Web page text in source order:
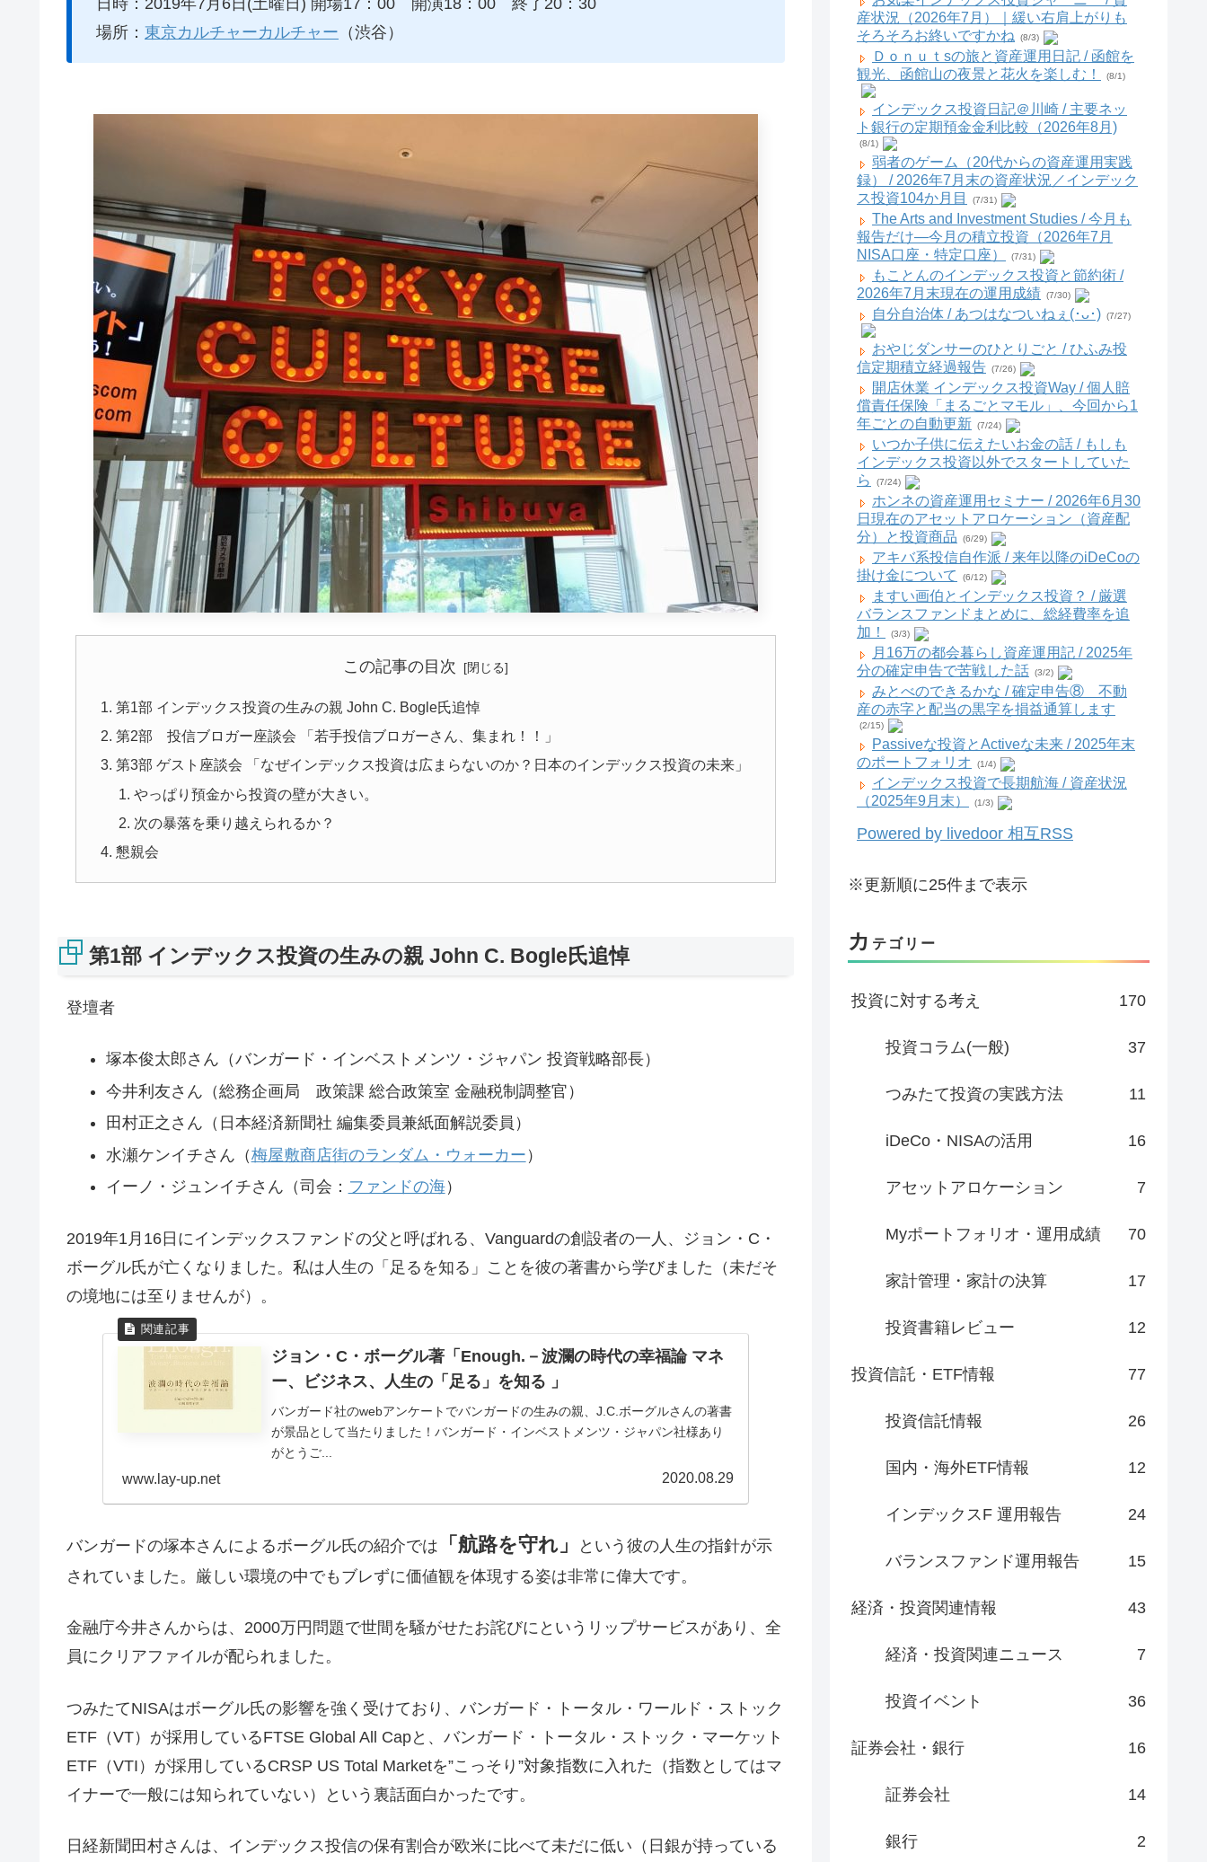
場所： 東京カルチャーカルチャー （渋谷）
この記事の目次
第1部 インデックス投資の生みの親 John C. Bogle氏追悼
第2部 投信ブロガー座談会 「若手投信ブロガーさん、集まれ！！」
第3部 ゲスト座談会 「なぜインデックス投資は広まらないのか？日本のインデックス投資の未来」
やっぱり預金から投資の壁が大きい。
次の暴落を乗り越えられるか？
懇親会
第1部 インデックス投資の生みの親 John C. Bogle氏追悼
登壇者
塚本俊太郎さん（バンガード・インベストメンツ・ジャパン 投資戦略部長）
今井利友さん（総務企画局 政策課 総合政策室 金融税制調整官）
田村正之さん（日本経済新聞社 編集委員兼紙面解説委員）
水瀬ケンイチさん（梅屋敷商店街のランダム・ウォーカー ）
イーノ・ジュンイチさん（司会： ファンドの海）
2019年1月16日にインデックスファンドの父と呼ばれる、Vanguardの創設者の一人、ジョン・C・
ボーグル氏が亡くなりました。私は人生の「足るを知る」ことを彼の著書から学びました（未だそ
の境地には至りませんが）。
ジョン・C・ボーグル著「Enough.－波瀾の時代の幸福論 マネ
ー、ビジネス、人生の「足る」を知る 」
バンガード社のwebアンケートでバンガードの生みの親、J.C.ボーグルさんの著書
が景品として当たりました！バンガード・インベストメンツ・ジャパン社様あり
がとうご...
www.lay-up.net 2020.08.29
バンガードの塚本さんによるボーグル氏の紹介では 「航路を守れ」
という彼の人生の指針が示
されていました。厳しい環境の中でもブレずに価値観を体現する姿は非常に偉大です。
金融庁今井さんからは、2000万円問題で世間を騒がせたお詫びにというリップサービスがあり、全
員にクリアファイルが配られました。
つみたてNISAはボーグル氏の影響を強く受けており、バンガード・トータル・ワールド・ストック
ETF（VT）が採用しているFTSE Global All Capと、バンガード・トータル・ストック・マーケット
ETF（VTI）が採用しているCRSP US Total Marketを”こっそり”対象指数に入れた（指数としてはマ
イナーで一般には知られていない）という裏話面白かったです。
日経新聞田村さんは、インデックス投信の保有割合が欧米に比べて未だに低い（日銀が持っている
産状況（2026年7月）｜緩い右肩上がりも
そろそろお終いですかね
(8/3)
Ｄｏｎｕｔsの旅と資産運用日記 / 函館を
観光、函館山の夜景と花火を楽しむ！
(8/1)
インデックス投資日記＠川崎 / 主要ネッ
ト銀行の定期預金金利比較（2026年8月)
(8/1)
弱者のゲーム（20代からの資産運用実践
録） / 2026年7月末の資産状況／インデック
ス投資104か月目
(7/31)
The Arts and Investment Studies / 今月も
報告だけ―今月の積立投資（2026年7月
NISA口座・特定口座）
(7/31)
もことんのインデックス投資と節約術 /
2026年7月末現在の運用成績 (7/30)
自分自治体 / あつはなついねぇ(･ᴗ･) (7/27)
おやじダンサーのひとりごと / ひふみ投
信定期積立経過報告 (7/26)
開店休業 インデックス投資Way / 個人賠
償責任保険「まるごとマモル」、今回から1
年ごとの自動更新 (7/24)
いつか子供に伝えたいお金の話 / もしも
インデックス投資以外でスタートしていた
ら
(7/24)
ホンネの資産運用セミナー / 2026年6月30
日現在のアセットアロケーション（資産配
分）と投資商品
(6/29)
アキバ系投信自作派 / 来年以降のiDeCoの
掛け金について
(6/12)
ますい画伯とインデックス投資？ / 厳選
バランスファンドまとめに、総経費率を追
加！
(3/3)
月16万の都会暮らし資産運用記 / 2025年
分の確定申告で苦戦した話 (3/2)
みとべのできるかな / 確定申告⑧ 不動
産の赤字と配当の黒字を損益通算します
(2/15)
Passiveな投資とActiveな未来 / 2025年末
のポートフォリオ
(1/4)
インデックス投資で長期航海 / 資産状況
（2025年9月末）
(1/3)
Powered by livedoor 相互RSS
※更新順に25件まで表示
カ テゴリー
投資に対する考え 170
投資コラム(一般) 37
つみたて投資の実践方法 11
iDeCo・NISAの活用 16
アセットアロケーション 7
Myポートフォリオ・運用成績 70
家計管理・家計の決算 17
投資書籍レビュー 12
投資信託・ETF情報 77
投資信託情報 26
国内・海外ETF情報 12
インデックスF 運用報告 24
バランスファンド運用報告 15
経済・投資関連情報 43
経済・投資関連ニュース 7
投資イベント 36
証券会社・銀行 16
証券会社 14
銀行 2